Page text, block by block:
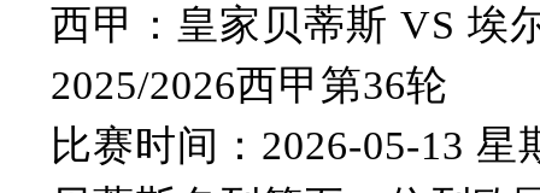
西甲：皇家贝蒂斯 VS 埃
2025/2026西甲第36轮
比赛时间：2026-05-13 星